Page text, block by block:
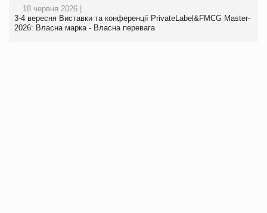
18 червня 2026 |
3-4 вересня Виставки та конференції PrivateLabel&FMCG Master-
2026: Власна марка - Власна перевага